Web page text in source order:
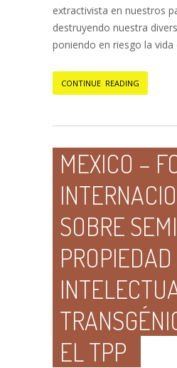
extractivista en nuestros
destruyendo nuestra
poniendo en riesgo la
CONTINUE READING
MEXICO –
SOBRE
PROPIEDAD
EL TPP